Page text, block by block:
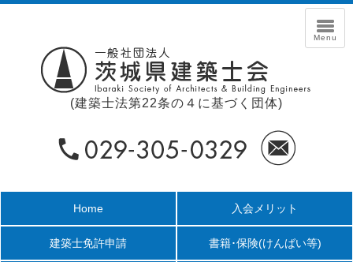
(建築士法第22条の４に基づく団体)
Home 入会メリット
建築士免許申請 書籍･保険(けんばい等)